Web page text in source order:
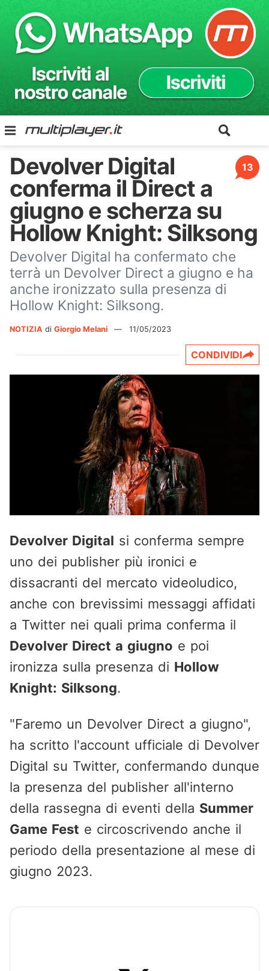
13
Devolver Digital
conferma il Direct a
giugno e scherza su
Hollow Knight: Silksong
Devolver Digital ha confermato che
terrà un Devolver Direct a giugno e ha
anche ironizzato sulla presenza di
Hollow Knight: Silksong.
NOTIZIA di Giorgio Melani — 11/05/2023
CONDIVIDI
Devolver Digital si conferma sempre
uno dei publisher più ironici e
dissacranti del mercato videoludico,
anche con brevissimi messaggi affidati
a Twitter nei quali prima conferma il
Devolver Direct a giugno e poi
ironizza sulla presenza di Hollow
Knight: Silksong.
"Faremo un Devolver Direct a giugno",
ha scritto l'account ufficiale di Devolver
Digital su Twitter, confermando dunque
la presenza del publisher all'interno
della rassegna di eventi della Summer
Game Fest e circoscrivendo anche il
periodo della presentazione al mese di
giugno 2023.